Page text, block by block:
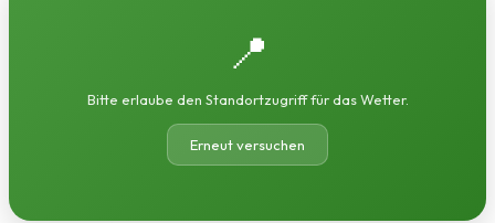
📍
Bitte erlaube den Standortzugriff für das Wetter.
Erneut versuchen